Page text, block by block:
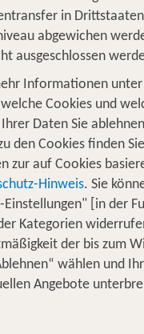
Wer reist mit?
2 Erwachsene
Inseln - 1
in
abgewichen
ausgeschlossen
Informationen
Cookies und
Daten Sie
den Cookies finden
zur auf Cookies
Hinweis. Sie
Einstellungen" [in der
Kategorien
der bis zum
wählen und
Angebote